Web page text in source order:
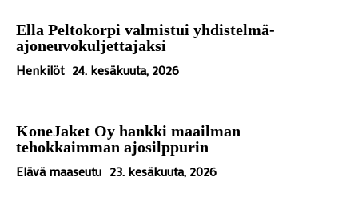
Ella Peltokorpi valmistui yhdistelmä-
ajoneuvokuljettajaksi
Henkilöt 24. kesäkuuta, 2026
KoneJaket Oy hankki maailman
tehokkaimman ajosilppurin
Elävä maaseutu 23. kesäkuuta, 2026